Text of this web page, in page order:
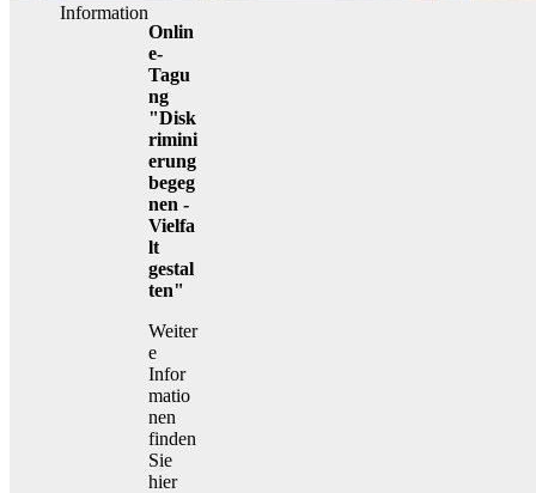
Information
Onlin
e-
Tagu
ng
"Disk
rimini
erung
begeg
nen -
Vielfa
lt
gestal
ten"
Weiter
e
Infor
matio
nen
finden
Sie
hier